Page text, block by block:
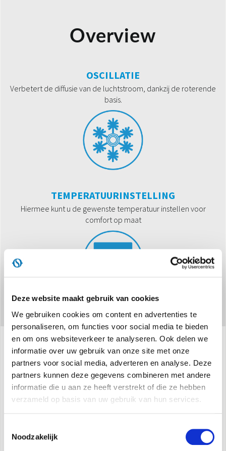
Deze website maakt gebruik van cookies
We gebruiken cookies om content en advertenties te
personaliseren, om functies voor social media te bieden
en om ons websiteverkeer te analyseren. Ook delen we
informatie over uw gebruik van onze site met onze
partners voor social media, adverteren en analyse. Deze
partners kunnen deze gegevens combineren met andere
informatie die u aan ze heeft verstrekt of die ze hebben
verzameld op basis van uw gebruik van hun services.
Noodzakelijk
Overview
OSCILLATIE
Verbetert de diffusie van de luchtstroom, dankzij de roterende
basis.
TEMPERATUURINSTELLING
Hiermee kunt u de gewenste temperatuur instellen voor
comfort op maat
Specificaties
Kamer- en veiligheidsthermostaat